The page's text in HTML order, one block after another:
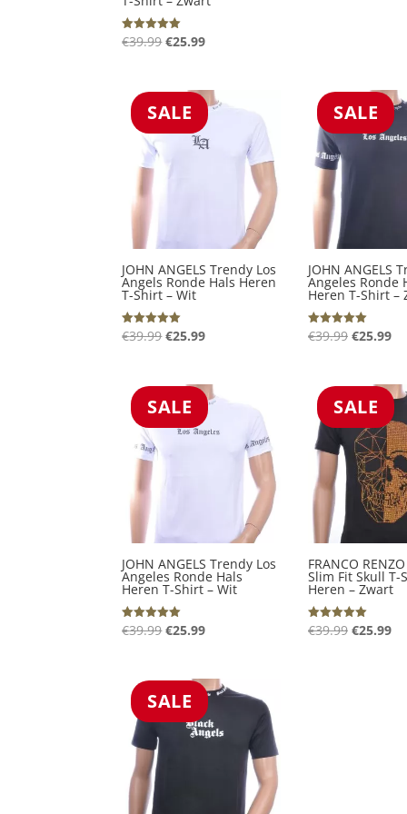
Gewaardeerd
5.00
€39.99Oorspronkelijke
€39.99.
€25.99Huidige
€25.99.
SALE
JOHN ANGELS Trendy Los
Angels Ronde Hals Heren
T-Shirt – Wit
Gewaardeerd
5.00
€39.99Oorspronkelijke
€39.99.
€25.99Huidige
€25.99.
SALE
JOHN ANGELS
Angeles Ronde
Heren T-Shirt –
Gewaardeerd
5.00
€39.99
€39.99.
€25.99
SALE
JOHN ANGELS Trendy Los
Angeles Ronde Hals
Heren T-Shirt – Wit
Gewaardeerd
5.00
€39.99Oorspronkelijke
€39.99.
€25.99Huidige
€25.99.
SALE
FRANCO
Slim Fit Skull T-
Heren – Zwart
Gewaardeerd
5.00
€39.99 €25.99
SALE